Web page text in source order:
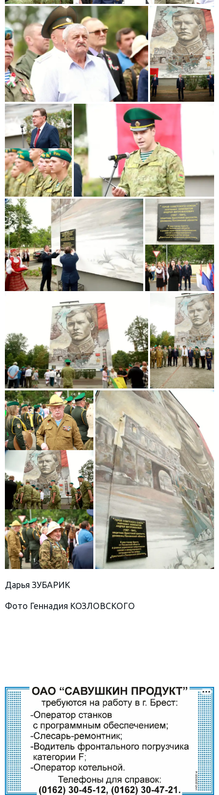
Дарья ЗУБАРИК
Фото Геннадия КОЗЛОВСКОГО